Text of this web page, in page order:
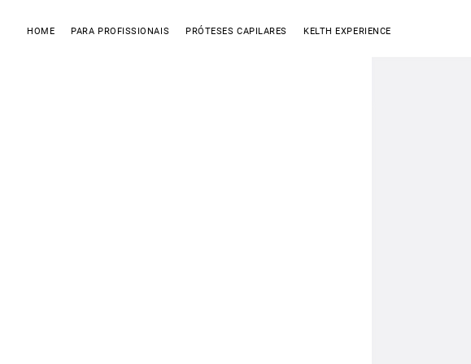
HOME PARA PROFISSIONAIS PRÓTESES CAPILARES KELTH EXPERIENCE